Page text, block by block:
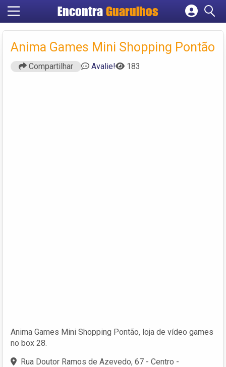
Encontra Guarulhos
Cadastrar empresa
Criar conta
Anima Games Mini Shopping Pontão
Compartilhar Avalie! 183
Anima Games Mini Shopping Pontão, loja de vídeo games
no box 28.
Rua Doutor Ramos de Azevedo, 67 - Centro -